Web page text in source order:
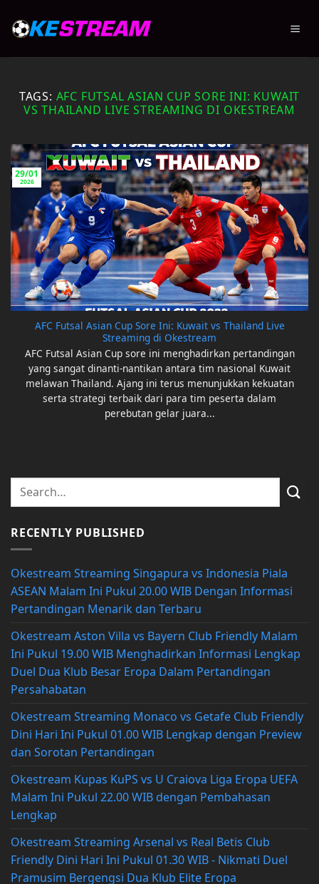
TAGS: AFC FUTSAL ASIAN CUP SORE INI: KUWAIT
VS THAILAND LIVE STREAMING DI OKESTREAM
AFC Futsal Asian Cup Sore Ini: Kuwait vs Thailand Live
Streaming di Okestream
AFC Futsal Asian Cup sore ini menghadirkan pertandingan
yang sangat dinanti-nantikan antara tim nasional Kuwait
melawan Thailand. Ajang ini terus menunjukkan kekuatan
serta strategi terbaik dari para tim peserta dalam
perebutan gelar juara...
29/01
2026
RECENTLY PUBLISHED
Okestream Streaming Singapura vs Indonesia Piala
ASEAN Malam Ini Pukul 20.00 WIB Dengan Informasi
Pertandingan Menarik dan Terbaru
Okestream Aston Villa vs Bayern Club Friendly Malam
Ini Pukul 19.00 WIB Menghadirkan Informasi Lengkap
Duel Dua Klub Besar Eropa Dalam Pertandingan
Persahabatan
Okestream Streaming Monaco vs Getafe Club Friendly
Dini Hari Ini Pukul 01.00 WIB Lengkap dengan Preview
dan Sorotan Pertandingan
Okestream Kupas KuPS vs U Craiova Liga Eropa UEFA
Malam Ini Pukul 22.00 WIB dengan Pembahasan
Lengkap
Okestream Streaming Arsenal vs Real Betis Club
Friendly Dini Hari Ini Pukul 01.30 WIB - Nikmati Duel
Pramusim Bergengsi Dua Klub Elite Eropa